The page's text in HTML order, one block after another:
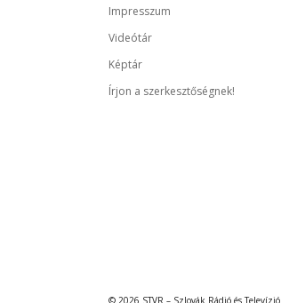
Impresszum
Videótár
Képtár
Írjon a szerkesztőségnek!
© 2026 STVR – Szlovák Rádió és Televízió